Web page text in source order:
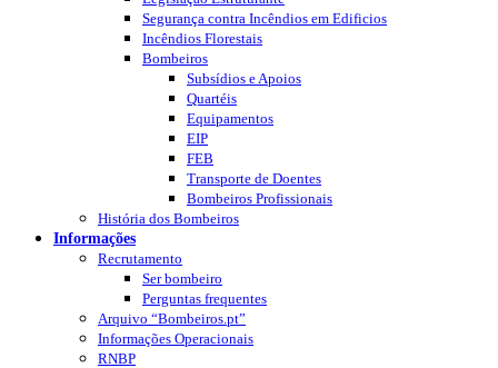
Segurança contra Incêndios em Edificios
Incêndios Florestais
Bombeiros
Subsídios e Apoios
Quartéis
Equipamentos
EIP
FEB
Transporte de Doentes
Bombeiros Profissionais
História dos Bombeiros
Informações
Recrutamento
Ser bombeiro
Perguntas frequentes
Arquivo “Bombeiros.pt”
Informações Operacionais
RNBP